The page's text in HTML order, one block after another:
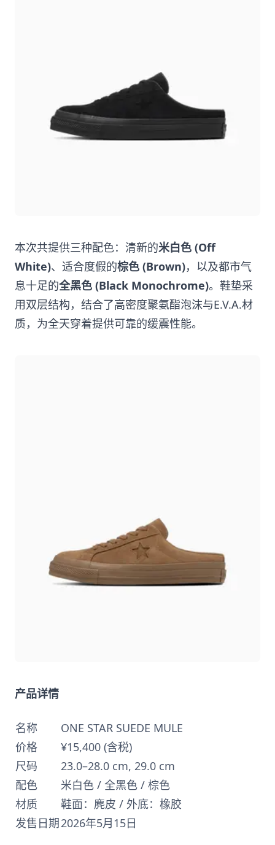
本次共提供三种配色：清新的米白色 (Off
White)、适合度假的棕色 (Brown)，以及都市气
息十足的全黑色 (Black Monochrome)。鞋垫采
用双层结构，结合了高密度聚氨酯泡沫与E.V.A.材
质，为全天穿着提供可靠的缓震性能。
产品详情
名称
ONE STAR SUEDE MULE
价格
¥15,400 (含税)
尺码
23.0–28.0 cm, 29.0 cm
配色
米白色 / 全黑色 / 棕色
材质
鞋面：麂皮 / 外底：橡胶
发售日期2026年5月15日